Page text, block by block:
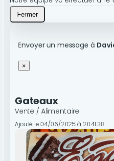
Fermer
Envoyer un message à
×
Gateaux
Vente / Alimentaire
Ajouté le 04/06/2025 à 20:41:38